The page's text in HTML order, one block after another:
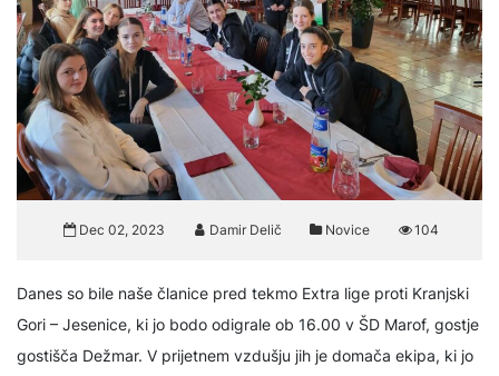
Dec 02, 2023 Damir Delič Novice 104
Danes so bile naše članice pred tekmo Extra lige proti Kranjski
Gori – Jesenice, ki jo bodo odigrale ob 16.00 v ŠD Marof, gostje
gostišča Dežmar. V prijetnem vzdušju jih je domača ekipa, ki jo